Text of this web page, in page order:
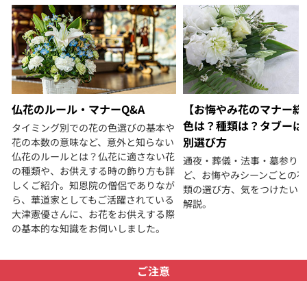
仏花のルール・マナーQ&A
タイミング別での花の色選びの基本や
花の本数の意味など、意外と知らない
仏花のルールとは？仏花に適さない花
の種類や、お供えする時の飾り方も詳
しくご紹介。知恩院の僧侶でありなが
ら、華道家としてもご活躍されている
大津憲優さんに、お花をお供えする際
の基本的な知識をお伺いしました。
【お悔やみ花のマナー
色は？種類は？タブーは
別選び方
通夜・葬儀・法事・墓参り
ど、お悔やみシーンごとの
類の選び方、気をつけたい
解説。
ご注意